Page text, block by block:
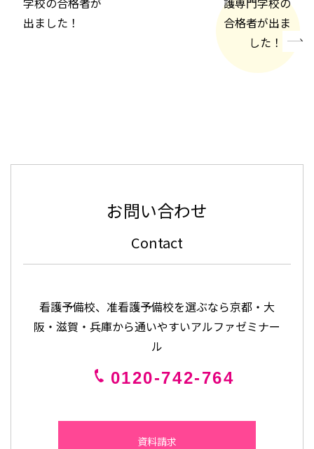
出ました！
合格者が出ま
した！ »
お問い合わせ
Contact
看護予備校、准看護予備校を選ぶなら京都・大
阪・滋賀・兵庫から通いやすいアルファゼミナー
ル
0120-742-764
資料請求